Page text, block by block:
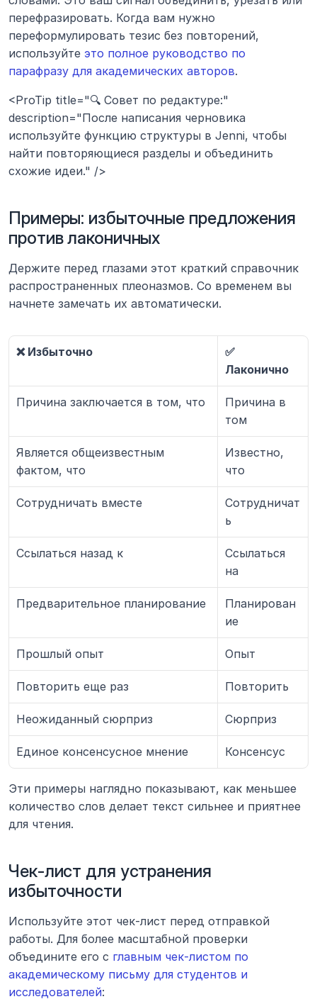
перефразировать. Когда вам нужно
переформулировать тезис без повторений,
используйте это полное руководство по
парафразу для академических авторов.
<ProTip title="🔍 Совет по редактуре:"
description="После написания черновика
используйте функцию структуры в Jenni, чтобы
найти повторяющиеся разделы и объединить
схожие идеи." />
Примеры: избыточные предложения
против лаконичных
Держите перед глазами этот краткий справочник
распространенных плеоназмов. Со временем вы
начнете замечать их автоматически.
❌ Избыточно
✅
Лаконично
Причина заключается в том, что
Причина в
том
Является общеизвестным
фактом, что
Известно,
что
Сотрудничать вместе
Сотрудничат
ь
Ссылаться назад к
Ссылаться
на
Предварительное планирование
Планирован
ие
Прошлый опыт Опыт
Повторить еще раз Повторить
Неожиданный сюрприз Сюрприз
Единое консенсусное мнение Консенсус
Эти примеры наглядно показывают, как меньшее
количество слов делает текст сильнее и приятнее
для чтения.
Чек-лист для устранения
избыточности
Используйте этот чек-лист перед отправкой
работы. Для более масштабной проверки
объедините его с главным чек-листом по
академическому письму для студентов и
исследователей: